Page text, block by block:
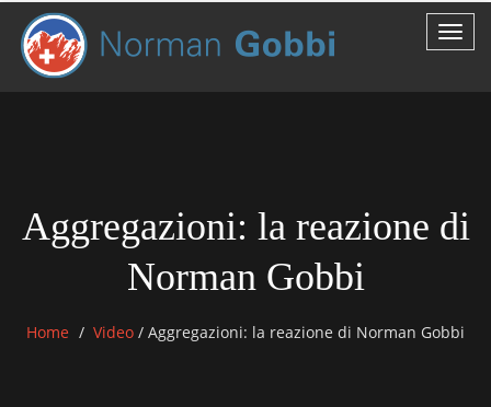
Aggregazioni: la reazione di
Norman Gobbi
Home Video / Aggregazioni: la reazione di Norman Gobbi